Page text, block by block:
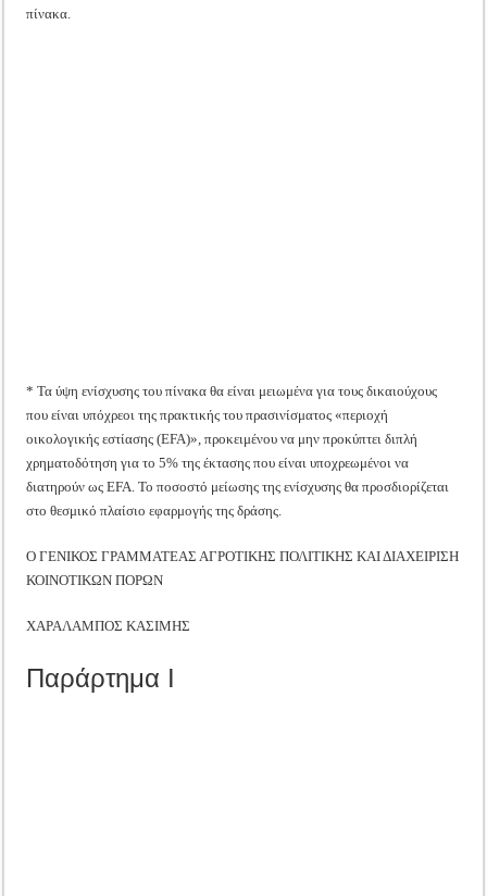
πίνακα.
* Τα ύψη ενίσχυσης του πίνακα θα είναι μειωμένα για τους δικαιούχους
που είναι υπόχρεοι της πρακτικής του πρασινίσματος «περιοχή
οικολογικής εστίασης (EFA)», προκειμένου να μην προκύπτει διπλή
χρηματοδότηση για το 5% της έκτασης που είναι υποχρεωμένοι να
διατηρούν ως EFA. Το ποσοστό μείωσης της ενίσχυσης θα προσδιορίζεται
στο θεσμικό πλαίσιο εφαρμογής της δράσης.
Ο ΓΕΝΙΚΟΣ ΓΡΑΜΜΑΤΕΑΣ ΑΓΡΟΤΙΚΗΣ ΠΟΛΙΤΙΚΗΣ ΚΑΙ ΔΙΑΧΕΙΡΙΣΗ
ΚΟΙΝΟΤΙΚΩΝ ΠΟΡΩΝ
ΧΑΡΑΛΑΜΠΟΣ ΚΑΣΙΜΗΣ
Παράρτημα Ι